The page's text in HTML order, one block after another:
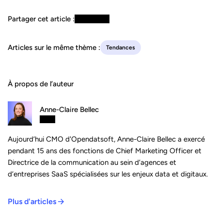
Partager cet article :
Articles sur le même thème : Tendances
À propos de l’auteur
Anne-Claire Bellec
Aujourd’hui CMO d'Opendatsoft, Anne-Claire Bellec a exercé
pendant 15 ans des fonctions de Chief Marketing Officer et
Directrice de la communication au sein d’agences et
d’entreprises SaaS spécialisées sur les enjeux data et digitaux.
Plus d'articles